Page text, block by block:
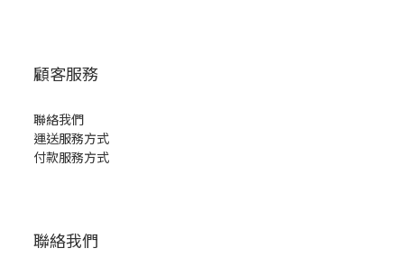
顧客服務
聯絡我們
運送服務方式
付款服務方式
聯絡我們